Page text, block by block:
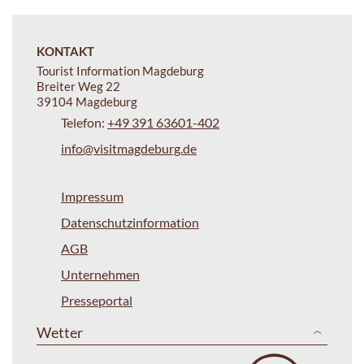
KONTAKT
Tourist Information Magdeburg
Breiter Weg 22
39104 Magdeburg
Telefon: +49 391 63601-402
info@visitmagdeburg.de
Impressum
Datenschutzinformation
AGB
Unternehmen
Presseportal
Wetter